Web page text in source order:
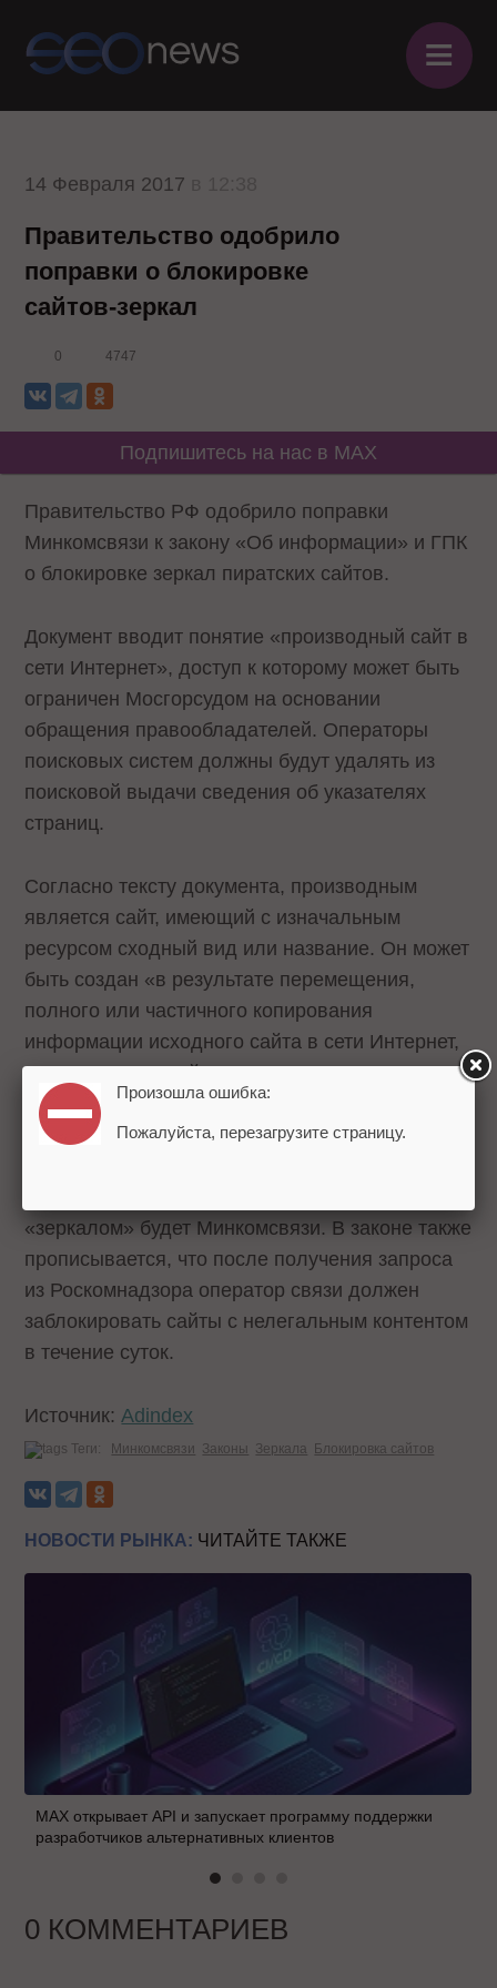
≡
14 Февраля 2017
Правительство одобрило
поправки о блокировке
сайтов-зеркал
0 4747
Подпишитесь на нас в MAX
Правительство РФ одобрило поправки
Минкомсвязи к закону «Об информации» и ГПК
о блокировке зеркал пиратских сайтов.
Документ вводит понятие «производный сайт в
сети Интернет», доступ к которому может быть
ограничен Мосгорсудом на основании
обращения правообладателей. Операторы
поисковых систем должны будут удалять из
поисковой выдачи сведения об указателях
страниц.
Согласно тексту документа, производным
является сайт, имеющий с изначальным
ресурсом сходный вид или название. Он может
быть создан «в результате перемещения,
полного или частичного копирования
информации исходного сайта в сети Интернет,
их автоматической синхронизации, перевода
такой информации с одного языка на другой
язык».
«зеркалом» будет Минкомсвязи. В законе также
прописывается, что после получения запроса
из Роскомнадзора оператор связи должен
заблокировать сайты с нелегальным контентом
в течение суток.
Источник:Adindex
Теги: Минкомсвязи Законы Зеркала Блокировка сайтов
НОВОСТИ РЫНКА: ЧИТАЙТЕ ТАКЖЕ
MAX открывает API и запускает программу поддержки
разработчиков альтернативных клиентов
0 КОММЕНТАРИЕВ
Произошла ошибка:
Пожалуйста, перезагрузите страницу.